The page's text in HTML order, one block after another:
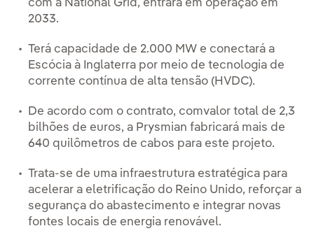
com a National Grid, entrará em operação em
2033.
Terá capacidade de 2.000 MW e conectará a
Escócia à Inglaterra por meio de tecnologia de
corrente contínua de alta tensão (HVDC).
De acordo com o contrato, comvalor total de 2,3
bilhões de euros, a Prysmian fabricará mais de
640 quilômetros de cabos para este projeto.
Trata-se de uma infraestrutura estratégica para
acelerar a eletrificação do Reino Unido, reforçar a
segurança do abastecimento e integrar novas
fontes locais de energia renovável.